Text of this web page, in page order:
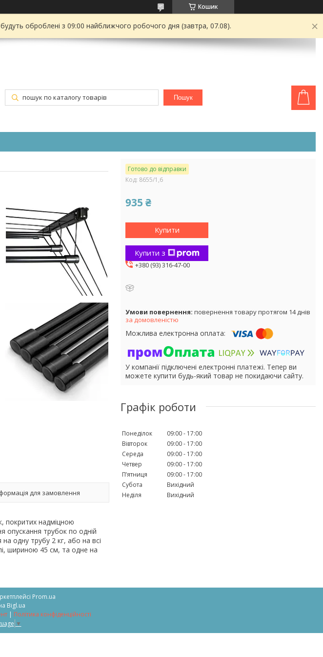
Кошик
оброблені з 09:00 найближчого робочого дня (завтра, 07.08).
Пошук
для замовлення
покритих надміцною
трубок по одній
одну трубу 2 кг, або на всі
шириною 45 см, та одне на
Готово до відправки
Код: 8655/1,6
935 ₴
Купити
Купити з
+380 (93) 316-47-00
повернення товару протягом 14 днів
за домовленістю
У компанії підключені електронні платежі. Тепер ви
можете купити будь-який товар не покидаючи сайту.
Графік роботи
Понеділок 09:00
17:00
Вівторок
09:00
17:00
Середа
09:00
17:00
Четвер
09:00
17:00
Пʼятниця
09:00
17:00
Субота
Вихідний
Неділя
Вихідний
Prom.ua
Bigl.ua
| Політика конфіденційності
▼